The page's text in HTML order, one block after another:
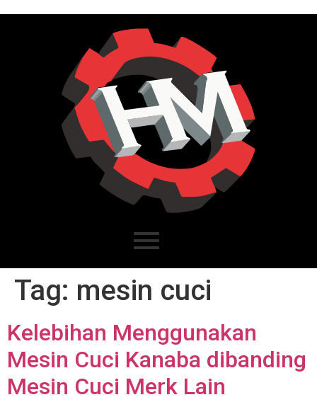
Tag: mesin cuci
Kelebihan Menggunakan
Mesin Cuci Kanaba dibanding
Mesin Cuci Merk Lain